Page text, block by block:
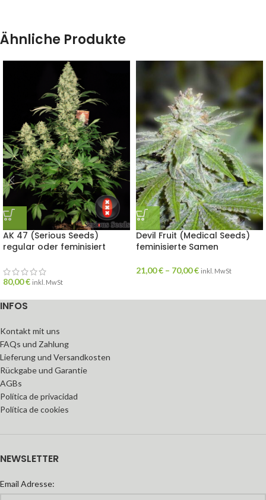
Ähnliche Produkte
AK 47 (Serious Seeds)
regular oder feminisiert
80,00€ inkl. MwSt
Devil Fruit (Medical Seeds)
feminisierte Samen
21,00€ – 70,00€ inkl. MwSt
INFOS
Kontakt mit uns
FAQs und Zahlung
Lieferung und Versandkosten
Rückgabe und Garantie
AGBs
Política de privacidad
Política de cookies
NEWSLETTER
Email Adresse: